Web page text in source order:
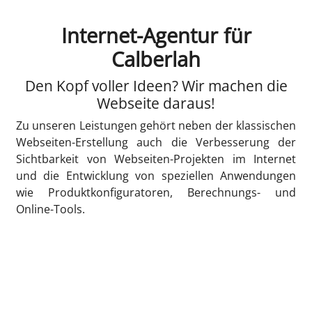
Internet-Agentur für
Calberlah
Den Kopf voller Ideen? Wir machen die
Webseite daraus!
Zu unseren Leistungen gehört neben der klassischen
Webseiten-Erstellung auch die Verbesserung der
Sichtbarkeit von Webseiten-Projekten im Internet
und die Entwicklung von speziellen Anwendungen
wie Produktkonfiguratoren, Berechnungs- und
Online-Tools.